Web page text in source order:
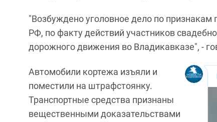
"Возбуждено уголовное дело по признакам
РФ, по факту действий участников
дорожного движения во Владикавказе", -
Автомобили кортежа изъяли и
поместили на штрафстоянку.
Транспортные средства признаны
вещественными доказательствами